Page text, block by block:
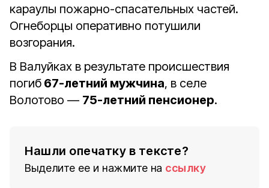
караулы пожарно-спасательных частей.
Огнеборцы оперативно потушили
возгорания.
В Валуйках в результате происшествия
погиб 67-летний мужчина, в селе
Волотово — 75-летний пенсионер.
Нашли опечатку в тексте?
Выделите ее и нажмите на ссылку